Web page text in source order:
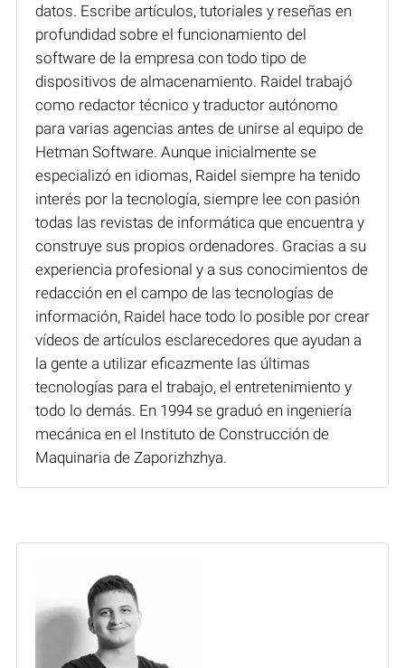
datos. Escribe artículos, tutoriales y reseñas en
profundidad sobre el funcionamiento del
software de la empresa con todo tipo de
dispositivos de almacenamiento. Raidel trabajó
como redactor técnico y traductor autónomo
para varias agencias antes de unirse al equipo de
Hetman Software. Aunque inicialmente se
especializó en idiomas, Raidel siempre ha tenido
interés por la tecnología, siempre lee con pasión
todas las revistas de informática que encuentra y
construye sus propios ordenadores. Gracias a su
experiencia profesional y a sus conocimientos de
redacción en el campo de las tecnologías de
información, Raidel hace todo lo posible por crear
vídeos de artículos esclarecedores que ayudan a
la gente a utilizar eficazmente las últimas
tecnologías para el trabajo, el entretenimiento y
todo lo demás. En 1994 se graduó en ingeniería
mecánica en el Instituto de Construcción de
Maquinaria de Zaporizhzhya.